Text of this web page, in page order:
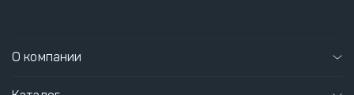
О компании